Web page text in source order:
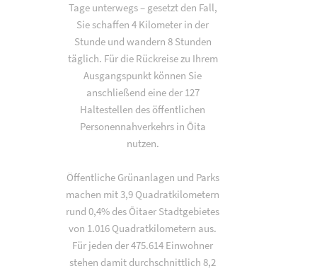
Tage unterwegs – gesetzt den Fall,
Sie schaffen 4 Kilometer in der
Stunde und wandern 8 Stunden
täglich. Für die Rückreise zu Ihrem
Ausgangspunkt können Sie
anschließend eine der 127
Haltestellen des öffentlichen
Personennahverkehrs in Ōita
nutzen.
Öffentliche Grünanlagen und Parks
machen mit 3,9 Quadratkilometern
rund 0,4% des Ōitaer Stadtgebietes
von 1.016 Quadratkilometern aus.
Für jeden der 475.614 Einwohner
stehen damit durchschnittlich 8,2